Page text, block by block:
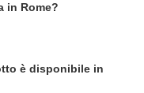
in Rome?
è disponibile in